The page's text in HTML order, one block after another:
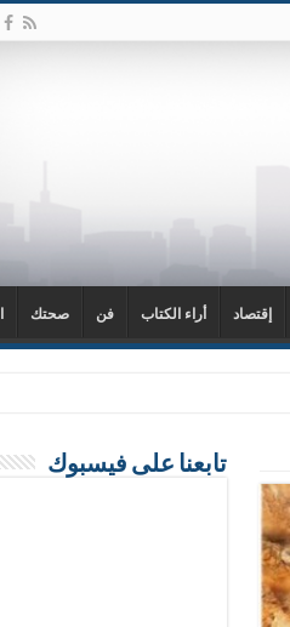
إقتصاد أراء الكتاب فن صحتك
تابعنا على فيسبوك